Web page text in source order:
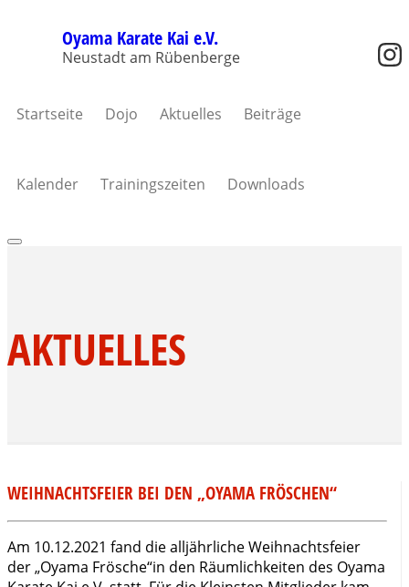
Oyama Karate Kai e.V.
Neustadt am Rübenberge
Startseite Dojo Aktuelles Beiträge
Kalender Trainingszeiten Downloads
AKTUELLES
WEIHNACHTSFEIER BEI DEN „OYAMA FRÖSCHEN“
Am 10.12.2021 fand die alljährliche Weihnachtsfeier
der „Oyama Frösche“in den Räumlichkeiten des Oyama